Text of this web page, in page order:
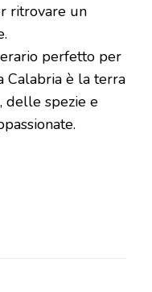
ritrovare un
perfetto per
Calabria è la terra
delle spezie e